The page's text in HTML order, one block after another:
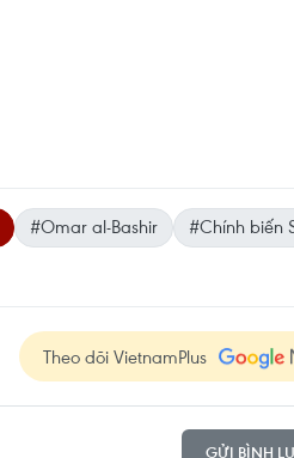
#Omar al-Bashir
#Chính biến
Theo dõi VietnamPlus
GỬI BÌNH